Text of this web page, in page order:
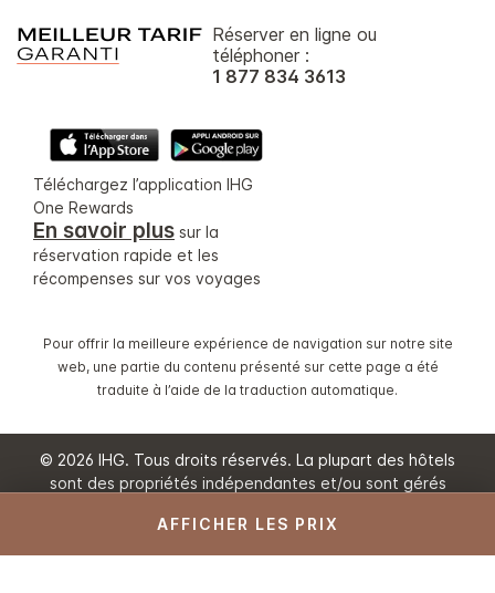
AFFICHER LES PRIX
Réserver en ligne ou
téléphoner :
1 877 834 3613
Téléchargez l’application IHG
One Rewards
En savoir plus sur la
réservation rapide et les
récompenses sur vos voyages
Pour offrir la meilleure expérience de navigation sur notre site
web, une partie du contenu présenté sur cette page a été
traduite à l’aide de la traduction automatique.
© 2026 IHG. Tous droits réservés. La plupart des hôtels
sont des propriétés indépendantes et/ou sont gérés